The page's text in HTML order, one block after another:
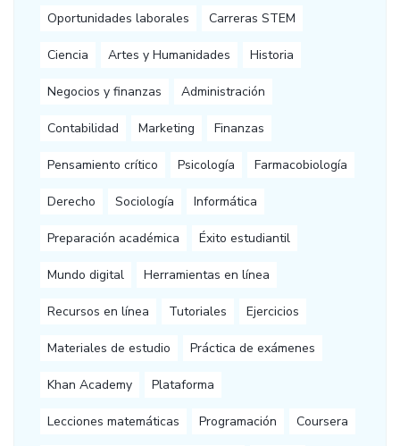
Oportunidades laborales Carreras STEM
Ciencia Artes y Humanidades Historia
Negocios y finanzas Administración
Contabilidad Marketing Finanzas
Pensamiento crítico Psicología Farmacobiología
Derecho Sociología Informática
Preparación académica Éxito estudiantil
Mundo digital Herramientas en línea
Recursos en línea Tutoriales Ejercicios
Materiales de estudio Práctica de exámenes
Khan Academy Plataforma
Lecciones matemáticas Programación Coursera